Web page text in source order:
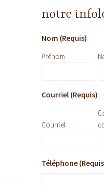
notre
Nom (Requis)
Prénom
Courriel (Requis)
Courriel
Téléphone